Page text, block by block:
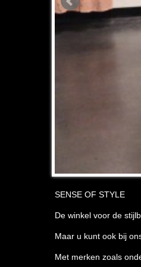
SENSE OF STYLE
De winkel voor de
Maar u kunt ook bij
Met merken zoals